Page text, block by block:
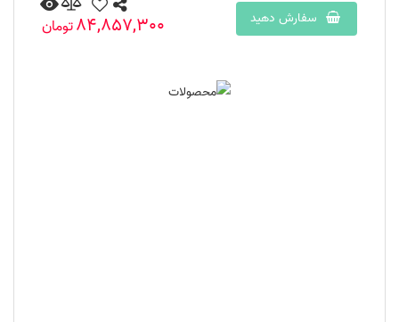
سفارش دهید
84,857,300تومان